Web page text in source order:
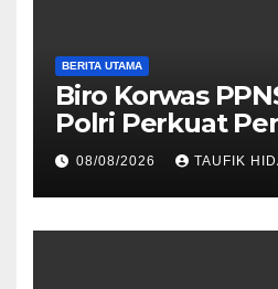
BERITA UTAMA
Biro Korwas
Polri Perkuat
untuk Dorong
Hukum yang
08/08/2026 TAUFIK